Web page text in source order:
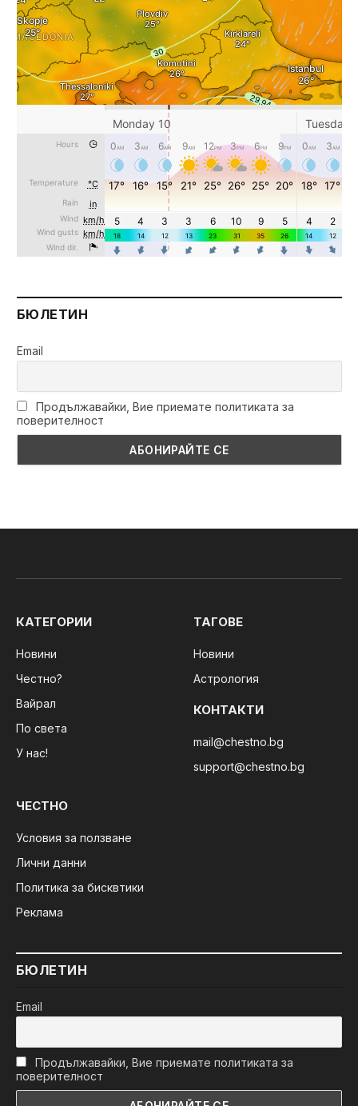
БЮЛЕТИН
Email
Продължавайки, Вие приемате политиката за
поверителност
КАТЕГОРИИ
Новини
Честно?
Вайрал
По света
У нас!
ТАГОВЕ
Новини
Астрология
КОНТАКТИ
mail@chestno.bg
support@chestno.bg
ЧЕСТНО
Условия за ползване
Лични данни
Политика за бисквтики
Реклама
БЮЛЕТИН
Email
Продължавайки, Вие приемате политиката за
поверителност